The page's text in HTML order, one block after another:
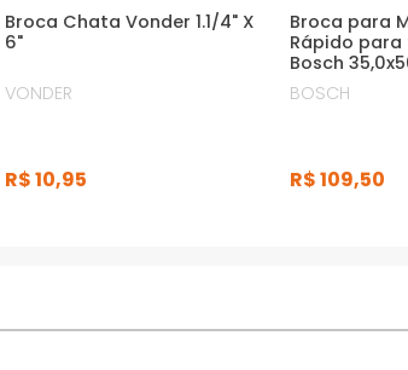
Broca Chata Vonder 1.1/4" X
6"
VONDER
R$10,95
Broca para
Rápido
Bosch
BOSCH
R$109,50